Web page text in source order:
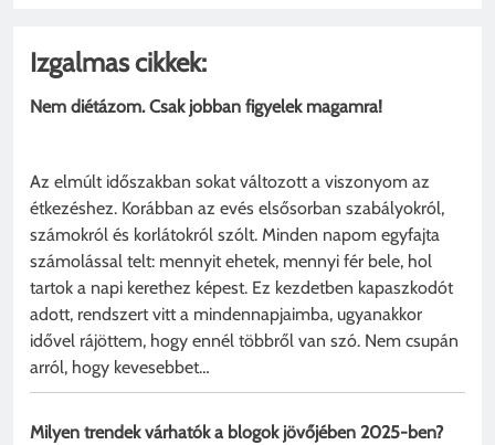
Izgalmas cikkek:
Nem diétázom. Csak jobban figyelek magamra!
Az elmúlt időszakban sokat változott a viszonyom az
étkezéshez. Korábban az evés elsősorban szabályokról,
számokról és korlátokról szólt. Minden napom egyfajta
számolással telt: mennyit ehetek, mennyi fér bele, hol
tartok a napi kerethez képest. Ez kezdetben kapaszkodót
adott, rendszert vitt a mindennapjaimba, ugyanakkor
idővel rájöttem, hogy ennél többről van szó. Nem csupán
arról, hogy kevesebbet…
Milyen trendek várhatók a blogok jövőjében 2025-ben?